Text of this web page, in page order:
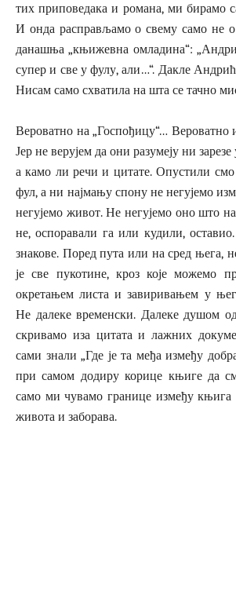
тих приповедака и романа, ми бирамо
И онда расправљамо о свему само не
данашња „књижевна омладина“:
супер и све у фулу, али…“. Дакле
Нисам само схватила на шта се тачно
Вероватно на „Госпођицу“… Вероватно
Јер не верујем да они разумеју ни
а камо ли речи и цитате. Опустили
фул, а ни најмању спону не негујемо
негујемо живот. Не негујемо оно што
не, оспоравали га или кудили,
знакове. Поред пута или на сред њега,
је све пукотине, кроз које можемо
окретањем листа и завиривањем у
Не далеке временски. Далеке душом
скривамо иза цитата и лажних
сами знали „Где је та међа између
при самом додиру корице књиге да
само ми чувамо границе између
живота и заборава.